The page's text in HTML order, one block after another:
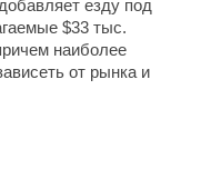
езду под
$33 тыс.
наиболее
от рынка и